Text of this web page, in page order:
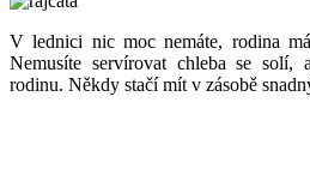
V lednici nic moc nemáte, rodina
Nemusíte servírovat chleba se solí,
rodinu. Někdy stačí mít v zásobě